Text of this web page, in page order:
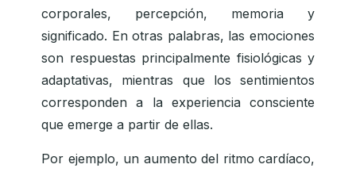
corporales, percepción, memoria y
significado. En otras palabras, las emociones
son respuestas principalmente fisiológicas y
adaptativas, mientras que los sentimientos
corresponden a la experiencia consciente
que emerge a partir de ellas.
Por ejemplo, un aumento del ritmo cardíaco,